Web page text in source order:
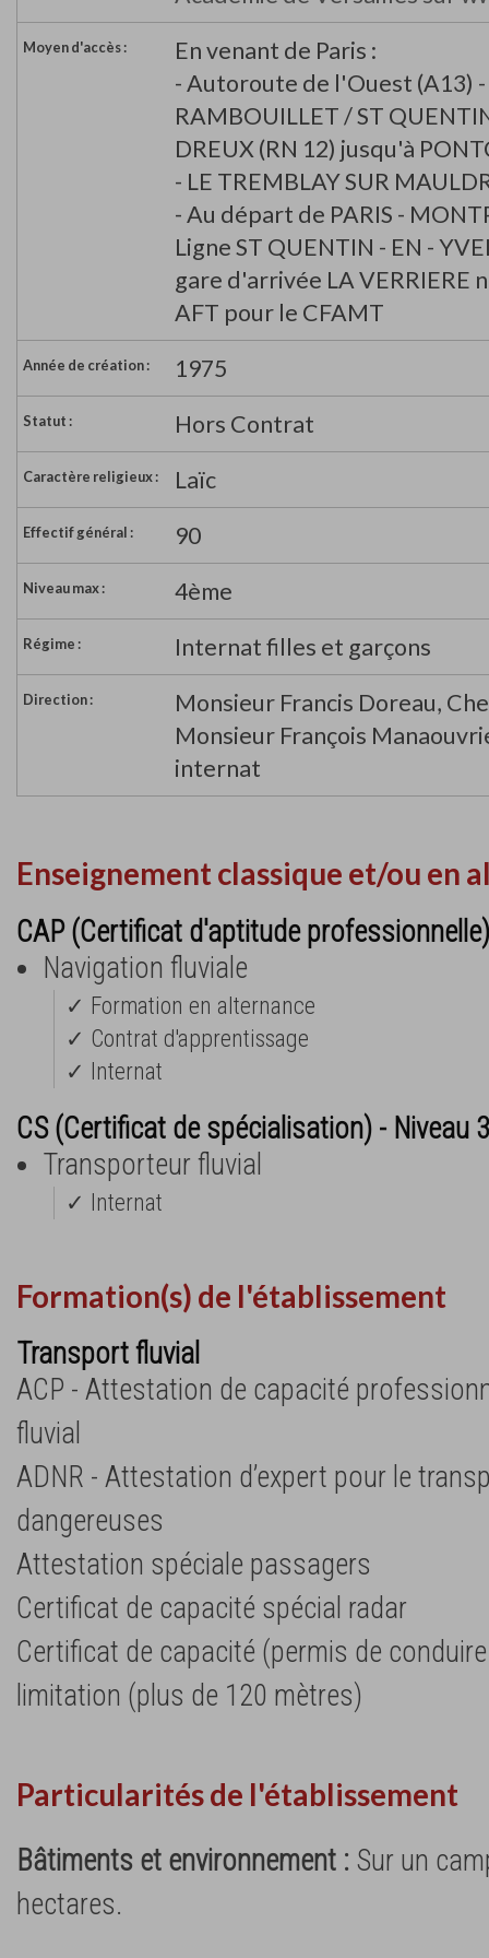
Moyen d'accès :
En venant de Paris :
- Autoroute de l'Ouest (A13)
RAMBOUILLET / ST
DREUX (RN 12) jusqu'à
- LE TREMBLAY SUR
- Au départ de PARIS -
Ligne ST QUENTIN - EN -
gare d'arrivée LA
AFT pour le CFAMT
Année de création : 1975
Statut : Hors Contrat
Caractère religieux : Laïc
Effectif général : 90
Niveau max : 4ème
Régime : Internat filles et garçons
Direction :
Monsieur Francis Doreau,
Monsieur François
internat
Enseignement classique et/ou en
CAP (Certificat d'aptitude professionnelle)
Navigation fluviale
✓ Formation en alternance
✓ Contrat d'apprentissage
✓ Internat
CS (Certificat de spécialisation) - Niveau 3
Transporteur fluvial
✓ Internat
Formation(s) de l'établissement
Transport fluvial
ACP - Attestation de capacité
fluvial
ADNR - Attestation d’expert pour le
dangereuses
Attestation spéciale passagers
Certificat de capacité spécial radar
Certificat de capacité (permis de
limitation (plus de 120 mètres)
Particularités de l'établissement
Bâtiments et environnement : Sur un
hectares.